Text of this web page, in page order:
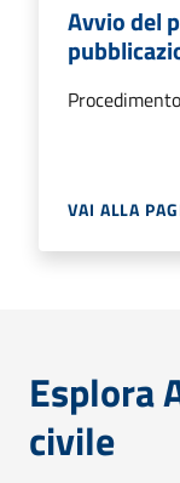
Avvio del
VAI ALLA
Esplora
civile